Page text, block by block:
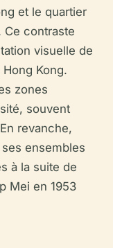
et le quartier
Ce contraste
visuelle de
Kong.
zones
souvent
revanche,
ensembles
à la suite de
Mei en 1953